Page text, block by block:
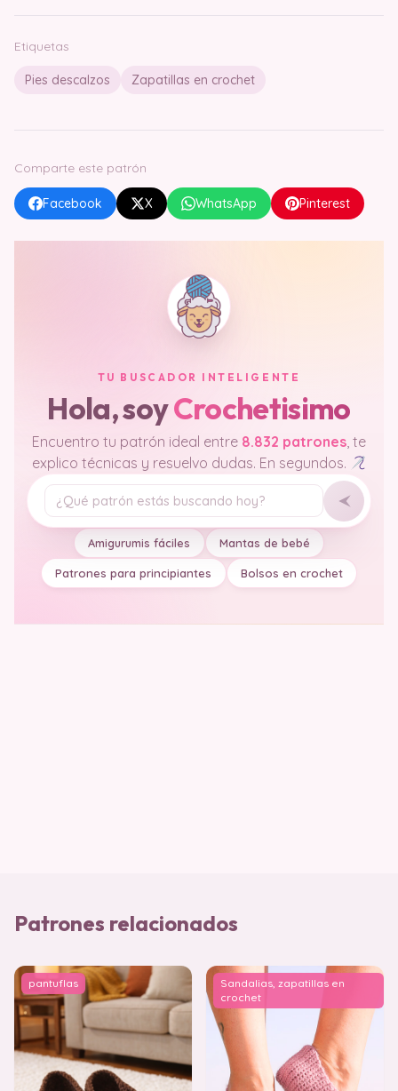
Etiquetas
Pies descalzos Zapatillas en crochet
Comparte este patrón
Facebook X WhatsApp Pinterest
TU BUSCADOR INTELIGENTE
Hola, soyCrochetisimo
Encuentro tu patrón ideal entre 8.832 patrones, te
explico técnicas y resuelvo dudas. En segundos.
Tu pregunta
Amigurumis fáciles Mantas de bebé
Patrones para principiantes Bolsos en crochet
Patrones relacionados
pantuflas
Sandalias, zapatillas en
crochet